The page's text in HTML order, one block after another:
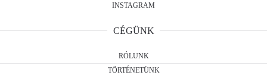
INSTAGRAM
CÉGÜNK
RÓLUNK
TÖRTÉNETÜNK